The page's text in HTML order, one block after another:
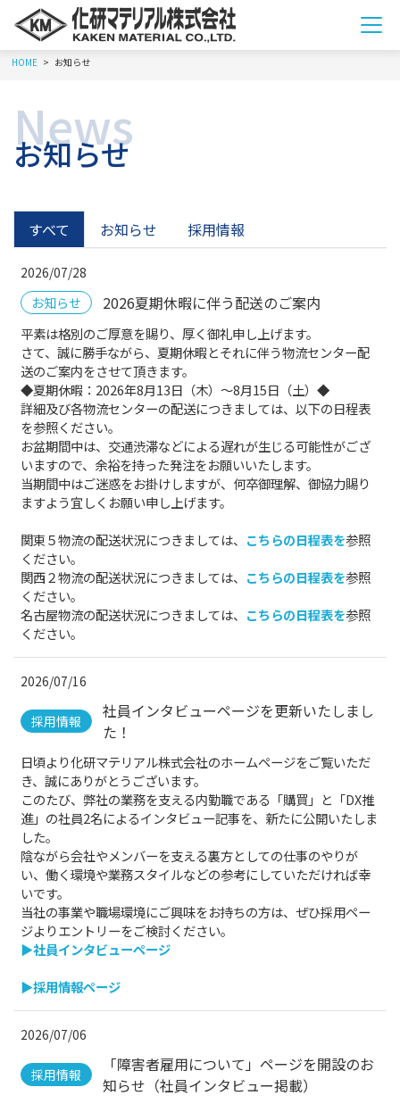
メ
ニ
HOME お知らせ
お知らせ
すべて お知らせ 採用情報
2026/07/28
お知らせ
2026夏期休暇に伴う配送のご案内
平素は格別のご厚意を賜り、厚く御礼申し上げます。
さて、誠に勝手ながら、夏期休暇とそれに伴う物流センター配
送のご案内をさせて頂きます。
◆夏期休暇：2026年8月13日（木）～8月15日（土）◆
詳細及び各物流センターの配送につきましては、以下の日程表
を参照ください。
お盆期間中は、交通渋滞などによる遅れが生じる可能性がござ
いますので、余裕を持った発注をお願いいたします。
当期間中はご迷惑をお掛けしますが、何卒御理解、御協力賜り
ますよう宜しくお願い申し上げます。
関東５物流の配送状況につきましては、 こちらの日程表を参照
ください。
関西２物流の配送状況につきましては、 こちらの日程表を参照
ください。
名古屋物流の配送状況につきましては、 こちらの日程表を参照
ください。
2026/07/16
採用情報
社員インタビューページを更新いたしまし
た！
日頃より化研マテリアル株式会社のホームページをご覧いただ
き、誠にありがとうございます。
このたび、弊社の業務を支える内勤職である「購買」と「DX推
進」の社員2名によるインタビュー記事を、新たに公開いたしま
した。
陰ながら会社やメンバーを支える裏方としての仕事のやりが
い、働く環境や業務スタイルなどの参考にしていただければ幸
いです。
当社の事業や職場環境にご興味をお持ちの方は、ぜひ採用ペー
ジよりエントリーをご検討ください。
▶社員インタビューページ
▶採用情報ページ
2026/07/06
採用情報
「障害者雇用について」ページを開設のお
知らせ（社員インタビュー掲載）